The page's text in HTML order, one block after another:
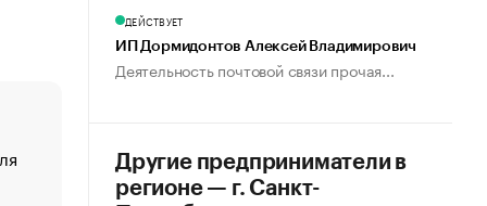
«От спорта тело стареет иначе». Как живет глава
создавшей GTA
ДЕЙСТВУЕТ
ИП Дормидонтов Алексей Владимирович
Деятельность почтовой связи прочая...
Другие предприниматели в
регионе — г. Санкт-